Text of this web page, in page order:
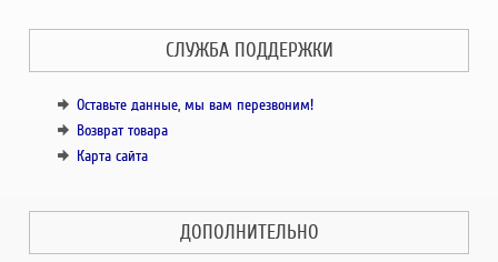
СЛУЖБА ПОДДЕРЖКИ
Оставьте данные, мы вам перезвоним!
Возврат товара
Карта сайта
ДОПОЛНИТЕЛЬНО